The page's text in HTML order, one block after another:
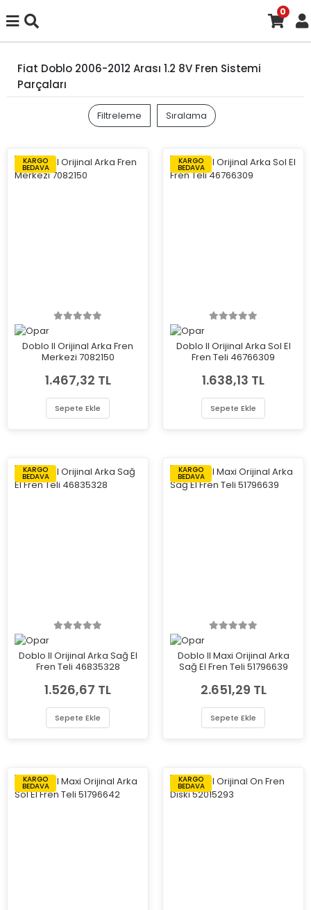
0
Fiat Doblo 2006-2012 Arası 1.2 8V Fren Sistemi
Parçaları
Filtreleme Sıralama
KARGO
BEDAVA
Doblo II Orijinal Arka Fren
Merkezi 7082150
1.467,32 TL
Sepete Ekle
KARGO
BEDAVA
Doblo II Orijinal Arka Sol El
Fren Teli 46766309
1.638,13 TL
Sepete Ekle
KARGO
BEDAVA
Doblo II Orijinal Arka Sağ El
Fren Teli 46835328
1.526,67 TL
Sepete Ekle
KARGO
BEDAVA
Doblo II Maxi Orijinal Arka
Sağ El Fren Teli 51796639
2.651,29 TL
Sepete Ekle
KARGO
BEDAVA
KARGO
BEDAVA